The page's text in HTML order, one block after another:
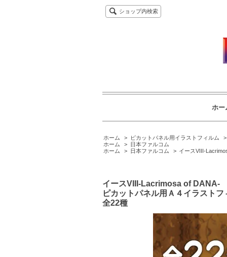
ショップ内検索
ホー
ホーム > ピカットパネル用イラストフィルム
ホーム
> 日本ファルコム
ホーム
> 日本ファルコム > イースVIII-
イースVIII-Lacrimosa of DANA-
ピカットパネル用Ａ４イラストフ
全22種